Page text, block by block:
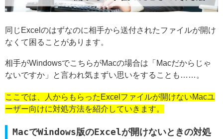
同じExcelのはずなのに相手から送付されたファイルが開け
なくて困ることがあります。
相手がWindowsでこちらがMacの場合は「Macだからじゃ
ないですか」と言われ気まずい思いをすることも……。
ここでは、人からもらったExcelファイルが開けないMacユ
ーザー向けに対処方法を紹介していきます。
MacでWindows版のExcelが開けないときの対処